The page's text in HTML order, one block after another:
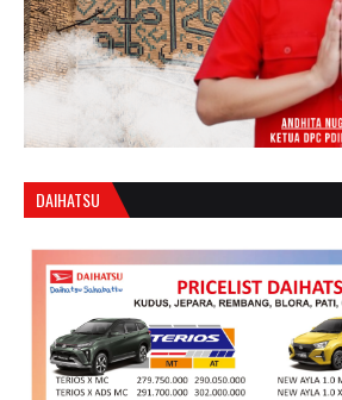
DAIHATSU